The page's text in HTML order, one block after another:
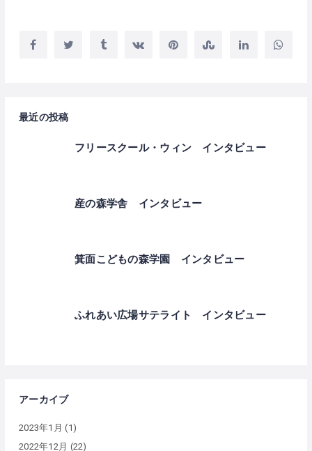
最近の投稿
フリースクール・ウィン インタビュー
産の森学舎 インタビュー
箕面こどもの森学園 インタビュー
ふれあい広場サテライト インタビュー
アーカイブ
2023年1月 (1)
2022年12月 (22)